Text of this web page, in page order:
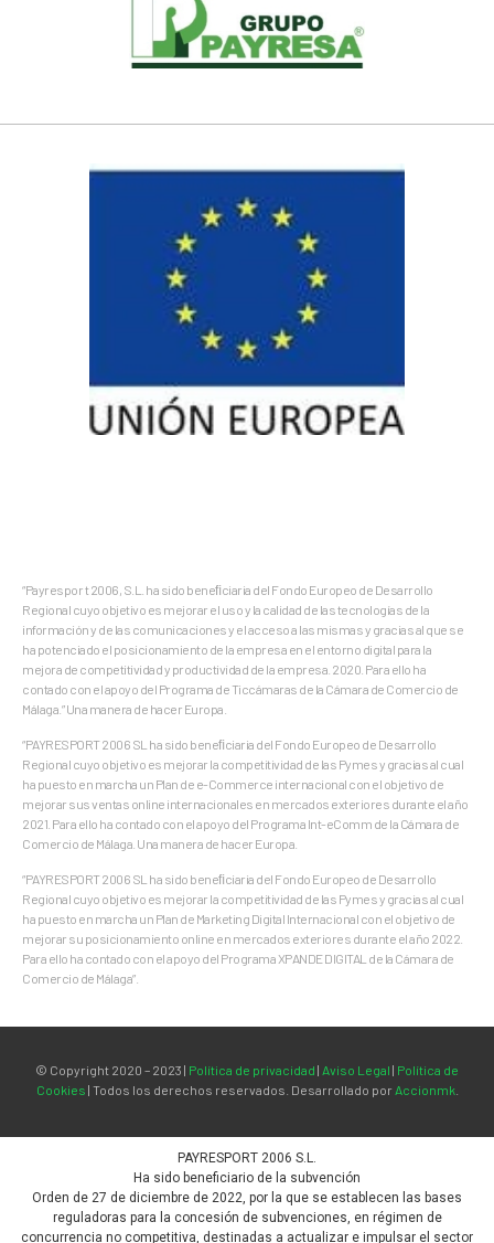
“Payrespor t 2006, S.L. ha sido beneﬁciaria del Fondo Europeo de Desarrollo
Regional cuyo objetivo es mejorar el uso y la calidad de las tecnologías de la
información y de las comunicaciones y el acceso a las mismas y gracias al que se
ha potenciado el posicionamiento de la empresa en el entorno digital para la
mejora de competitividad y productividad de la empresa. 2020. Para ello ha
contado con el apoyo del Programa de Ticcámaras de la Cámara de Comercio de
Málaga.” Una manera de hacer Europa.
“PAYRESPORT 2006 SL ha sido beneﬁciaria del Fondo Europeo de Desarrollo
Regional cuyo objetivo es mejorar la competitividad de las Pymes y gracias al cual
ha puesto en marcha un Plan de e-Commerce internacional con el objetivo de
mejorar sus ventas online internacionales en mercados exteriores durante el año
2021. Para ello ha contado con el apoyo del Programa Int-eComm de la Cámara de
Comercio de Málaga. Una manera de hacer Europa.
“PAYRESPORT 2006 SL ha sido beneﬁciaria del Fondo Europeo de Desarrollo
Regional cuyo objetivo es mejorar la competitividad de las Pymes y gracias al cual
ha puesto en marcha un Plan de Marketing Digital Internacional con el objetivo de
mejorar su posicionamiento online en mercados exteriores durante el año 2022.
Para ello ha contado con el apoyo del Programa XPANDE DIGITAL de la Cámara de
Comercio de Málaga”.
© Copyright 2020 – 2023 | Política de privacidad | Aviso Legal | Política de
Cookies | Todos los derechos reservados. Desarrollado por Accionmk.
PAYRESPORT 2006 S.L.
Ha sido beneficiario de la subvención
Orden de 27 de diciembre de 2022, por la que se establecen las bases
reguladoras para la concesión de subvenciones, en régimen de
concurrencia no competitiva, destinadas a actualizar e impulsar el sector